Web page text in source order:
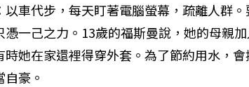
車代步，每天盯著電腦螢幕，疏離人群
一己之力。13歲的福斯曼說，她的母親
她在家還裡得穿外套。為了節約用水，會
豪。